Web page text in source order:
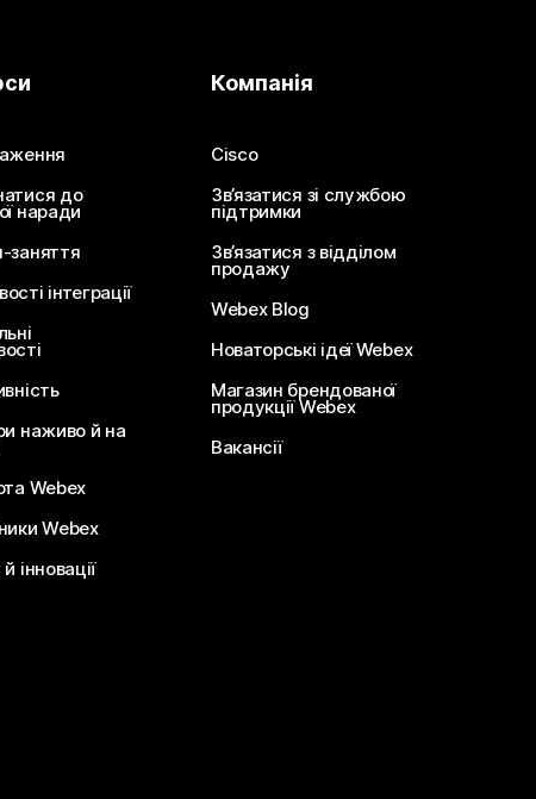
до
наради
заняття
інтеграції
наживо й на
Webex
Webex
інновації
Компанія
Cisco
Зв’язатися зі службою
підтримки
Зв’язатися з відділом
продажу
Webex Blog
Новаторські ідеї Webex
Магазин брендованої
продукції Webex
Вакансії